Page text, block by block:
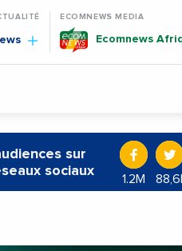
ECOMNEWS MEDIA
Ecomnews
sur
sociaux
1.2M